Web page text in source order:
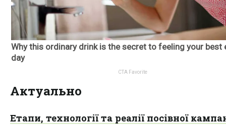
Актуально
Етапи, технології та реалії посівної